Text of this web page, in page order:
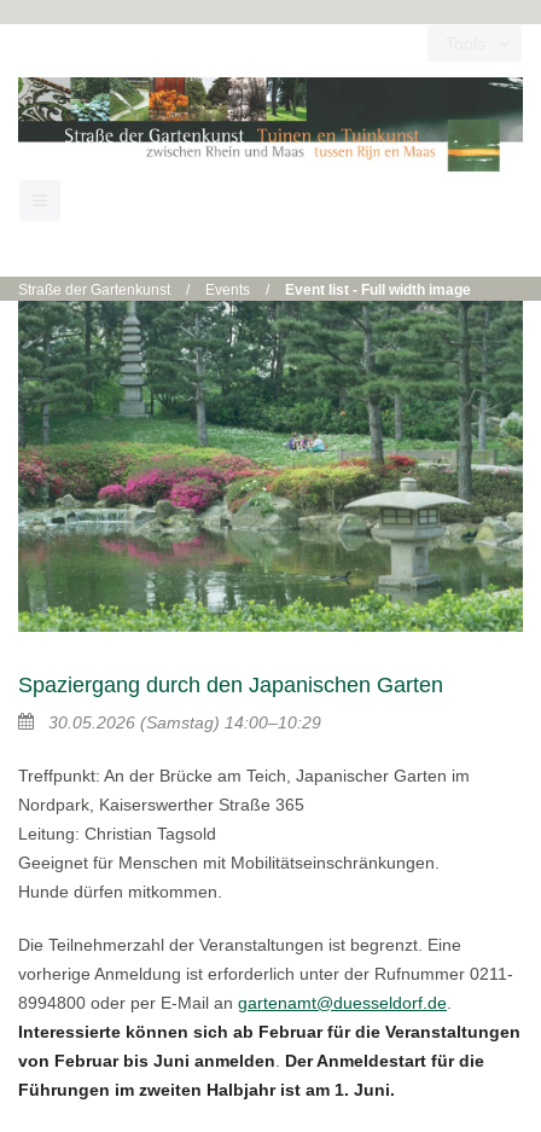
Straße der Gartenkunst / Events / Event list - Full width image
Spaziergang durch den Japanischen Garten
30.05.2026 (Samstag) 14:00–10:29
Treffpunkt: An der Brücke am Teich, Japanischer Garten im
Nordpark, Kaiserswerther Straße 365
Leitung: Christian Tagsold
Geeignet für Menschen mit Mobilitätseinschränkungen.
Hunde dürfen mitkommen.
Die Teilnehmerzahl der Veranstaltungen ist begrenzt. Eine
vorherige Anmeldung ist erforderlich unter der Rufnummer 0211-
8994800 oder per E-Mail an gartenamt@duesseldorf.de
Interessierte können sich ab Februar für die Veranstaltungen
von Februar bis Juni anmelden
Der Anmeldestart für die
Führungen im zweiten Halbjahr ist am 1. Juni.